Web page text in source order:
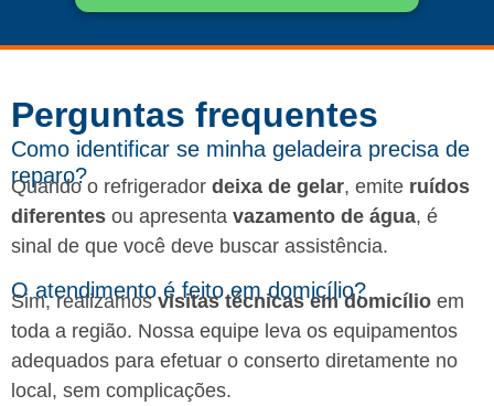
Perguntas frequentes​
Como identificar se minha geladeira precisa de
reparo?
Quando o refrigerador deixa de gelar, emite ruídos
diferentes ou apresenta vazamento de água, é
sinal de que você deve buscar assistência.
O atendimento é feito em domicílio?
Sim, realizamosvisitas técnicas em domicílio em
toda a região. Nossa equipe leva os equipamentos
adequados para efetuar o conserto diretamente no
local, sem complicações.